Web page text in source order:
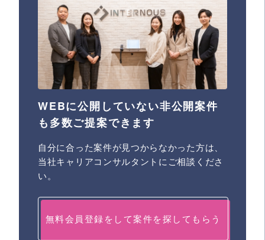
WEBに公開していない非公開案件
も多数ご提案できます
自分に合った案件が見つからなかった方は、
当社キャリアコンサルタントにご相談くださ
い。
無料会員登録をして案件を探してもらう